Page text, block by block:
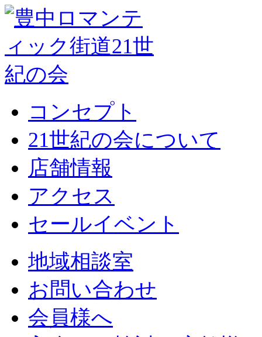
コンセプト
21世紀の会について
店舗情報
アクセス
セールイベント
地域相談室
お問い合わせ
会員様へ